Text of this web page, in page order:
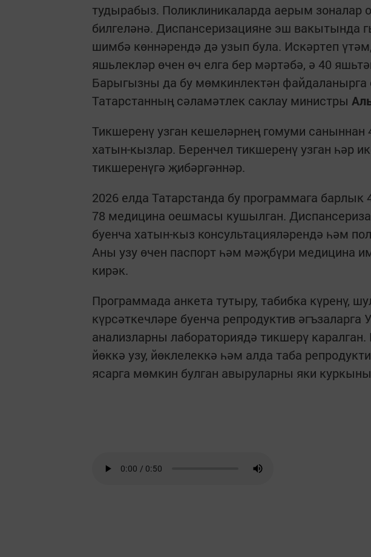
тудырабыз. Поликлиникаларда аерым зоналар
билгеләнә. Диспансеризацияне эш вакытында
шимбә көннәрендә дә узып була. Искәртеп
яшьлекләр өчен өч елга бер мәртәбә, ә 40
Барыгызны да бу мөмкинлектән файдаланырга
Татарстанның сәламәтлек саклау министры
Тикшеренү узган кешеләрнең гомуми саныннан
хатын-кызлар. Беренчел тикшеренү узган һәр
тикшеренүгә җибәргәннәр.
2026 елда Татарстанда бу программага
78 медицина оешмасы кушылган.
буенча хатын-кыз консультацияләрендә һәм
Аны узу өчен паспорт һәм мәҗбүри медицина
кирәк.
Программада анкета тутыру, табибка күренү,
күрсәткечләре буенча репродуктив
анализларны лабораториядә тикшерү
йөккә узу, йөклелеккә һәм алда таба
ясарга мөмкин булган авыруларны яки